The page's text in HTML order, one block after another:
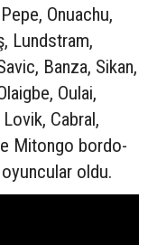
Onuachu,
Lundstram,
Banza, Sikan,
Oulai,
Cabral,
Mitongo bordo-
oldu.